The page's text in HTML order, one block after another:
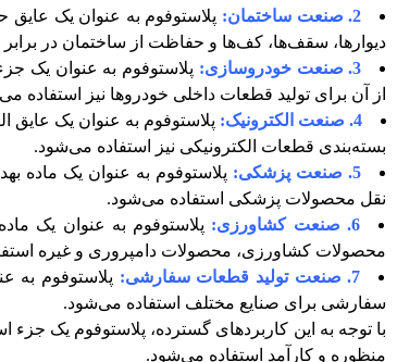
2. صنعت ساختمان:
پلاستوفوم به عنوان یک
دیوارها، سقف‌ها، کف‌ها و حفاظت از ساختمان در
3. صنعت خودروسازی:
پلاستوفوم به عنوان یک
از آن برای تولید قطعات داخلی خودروها نیز استفاده
4. صنعت الکترونیک:
پلاستوفوم به عنوان یک عایق
بسته‌بندی قطعات الکترونیکی نیز استفاده می‌شود.
5. صنعت پزشکی:
پلاستوفوم به عنوان یک ماده
نقل محصولات پزشکی استفاده می‌شود.
6. صنعت کشاورزی:
پلاستوفوم به عنوان یک
محصولات کشاورزی، محصولات دامپروری و غیره
7. صنعت تولید قطعات سفارشی:
پلاستوفوم به
سفارشی برای صنایع مختلف استفاده می‌شود.
با توجه به این کاربردهای گسترده، پلاستوفوم یک
منظوره و کارآمد استفاده می‌شود.